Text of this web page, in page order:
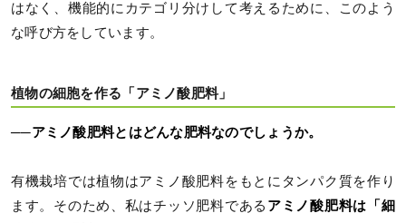
はなく、機能的にカテゴリ分けして考えるために、このよう
な呼び方をしています。
植物の細胞を作る「アミノ酸肥料」
──アミノ酸肥料とはどんな肥料なのでしょうか。
有機栽培では植物はアミノ酸肥料をもとにタンパク質を作り
ます。そのため、私はチッソ肥料である アミノ酸肥料は「細